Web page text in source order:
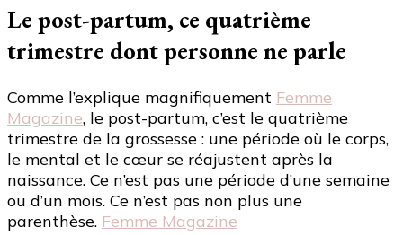
Le post-partum, ce quatrième
trimestre dont personne ne parle
Comme l’explique magnifiquement Femme
Magazine, le post-partum, c’est le quatrième
trimestre de la grossesse : une période où le corps,
le mental et le cœur se réajustent après la
naissance. Ce n’est pas une période d’une semaine
ou d’un mois. Ce n’est pas non plus une
parenthèse. Femme Magazine